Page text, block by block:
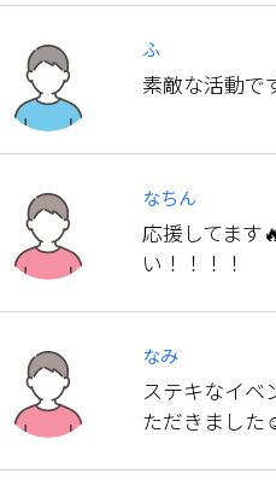
ふ
素敵な活動で
なちん
応援してます
い！！！！
なみ
ステキなイベ
ただきました